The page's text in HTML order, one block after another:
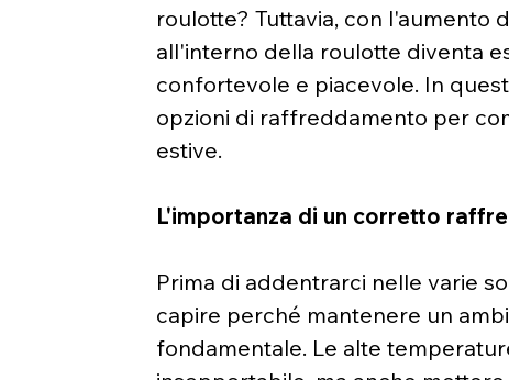
roulotte? Tuttavia, con l'aumento
all'interno della roulotte diventa
confortevole e piacevole. In
opzioni di raffreddamento per
estive.
L'importanza di un corretto
Prima di addentrarci nelle varie
capire perché mantenere un
fondamentale. Le alte